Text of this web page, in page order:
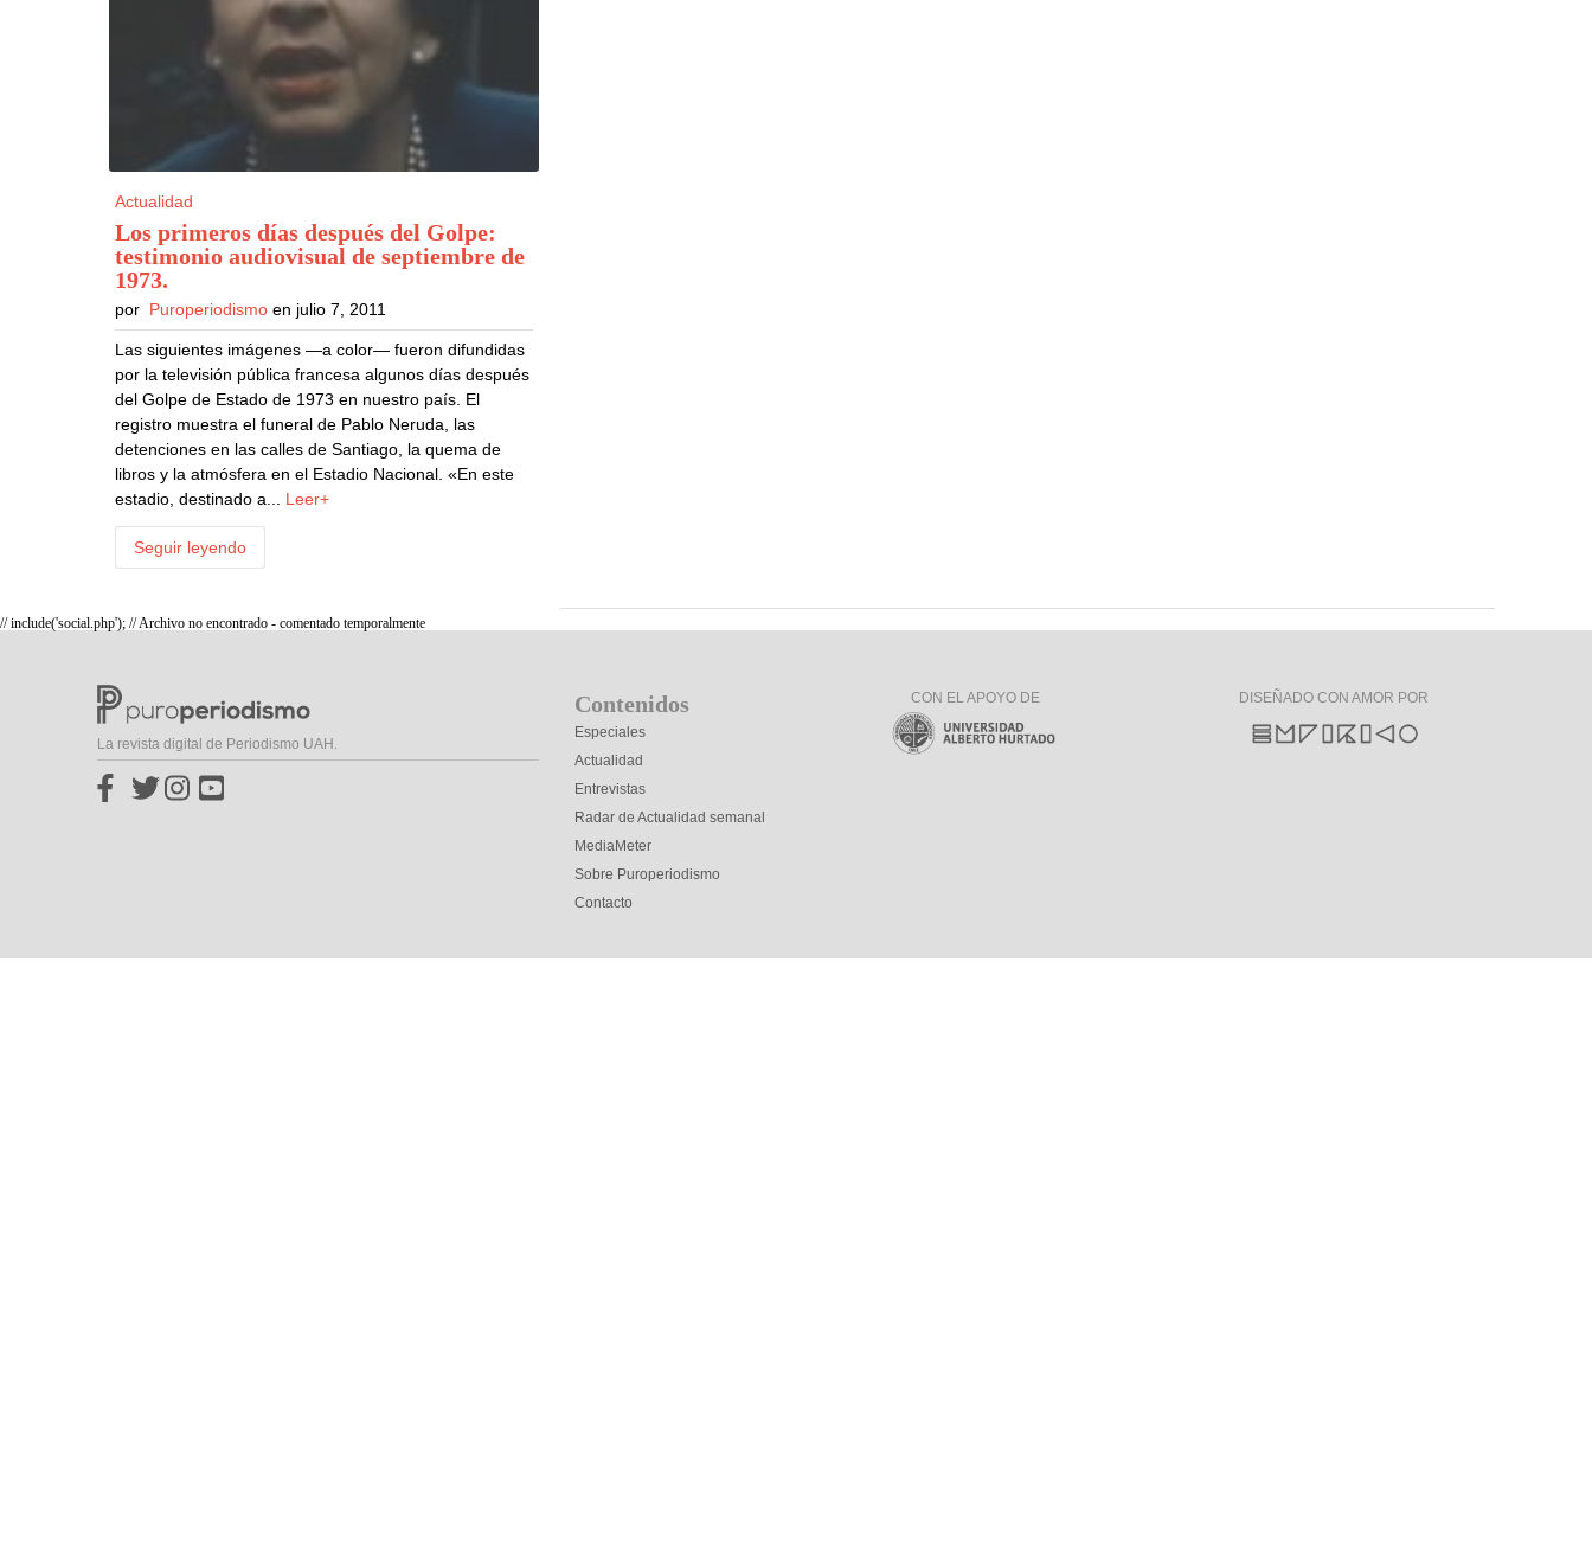
Actualidad
Los primeros días después del Golpe:
testimonio audiovisual de septiembre de
1973.
por Puroperiodismo en julio 7, 2011
Las siguientes imágenes —a color— fueron difundidas
por la televisión pública francesa algunos días después
del Golpe de Estado de 1973 en nuestro país. El
registro muestra el funeral de Pablo Neruda, las
detenciones en las calles de Santiago, la quema de
libros y la atmósfera en el Estadio Nacional. «En este
estadio, destinado a... Leer+
Seguir leyendo
// include('social.php'); // Archivo no encontrado - comentado temporalmente
La revista digital de Periodismo UAH.
Contenidos
Especiales
Actualidad
Entrevistas
Radar de Actualidad semanal
MediaMeter
Sobre Puroperiodismo
Contacto
CON EL APOYO DE DISEÑADO CON AMOR POR